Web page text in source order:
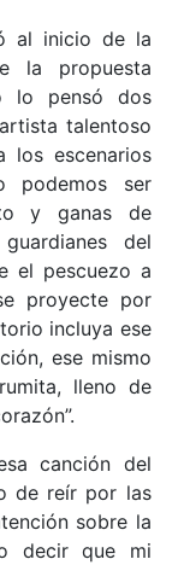
al inicio de la
la propuesta
lo pensó dos
talentoso
los escenarios
podemos ser
y ganas de
del
el pescuezo a
proyecte por
incluya ese
ese mismo
lleno de
canción del
de reír por las
sobre la
decir que mi